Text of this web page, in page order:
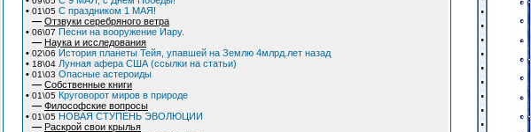
• 01\05 C праздником 1 МАЯ!
— Отзвуки серебряного ветра
• 06\07 Песни на вооружение Иару.
— Наука и исследования
• 02\06 История планеты Тейя, упавшей на Землю 4млрд.лет назад
• 18\04 Лунная афера США (ссылки на статьи)
• 01\03 Опасные астероиды
— Собственные книги
• 01\05 Круговорот миров в природе
— Философские вопросы
• 01\05 НОВАЯ СТУПЕНЬ ЭВОЛЮЦИИ
— Раскрой свои крылья